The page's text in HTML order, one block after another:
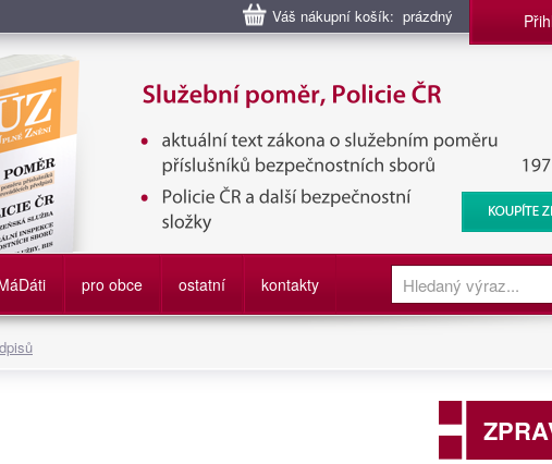
Váš nákupní košík: prázdný
bezpečnostních sborů, Policie ČR, Vězeňská služba, BIS, Zpravodajské
služby
áDáti pro obce ostatní kontakty